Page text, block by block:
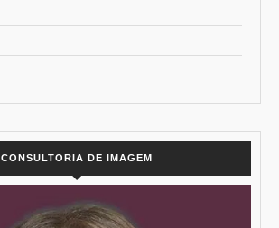
CONSULTORIA DE IMAGEM